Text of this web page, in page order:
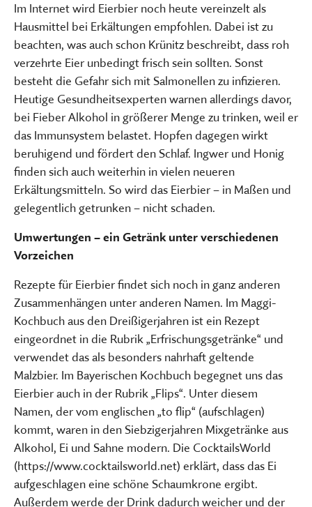
Im Internet wird Eierbier noch heute vereinzelt als
Hausmittel bei Erkältungen empfohlen. Dabei ist zu
beachten, was auch schon Krünitz beschreibt, dass roh
verzehrte Eier unbedingt frisch sein sollten. Sonst
besteht die Gefahr sich mit Salmonellen zu infizieren.
Heutige Gesundheitsexperten warnen allerdings davor,
bei Fieber Alkohol in größerer Menge zu trinken, weil er
das Immunsystem belastet. Hopfen dagegen wirkt
beruhigend und fördert den Schlaf. Ingwer und Honig
finden sich auch weiterhin in vielen neueren
Erkältungsmitteln. So wird das Eierbier – in Maßen und
gelegentlich getrunken – nicht schaden.
Umwertungen – ein Getränk unter verschiedenen
Vorzeichen
Rezepte für Eierbier findet sich noch in ganz anderen
Zusammenhängen unter anderen Namen. Im Maggi-
Kochbuch aus den Dreißigerjahren ist ein Rezept
eingeordnet in die Rubrik „Erfrischungsgetränke“ und
verwendet das als besonders nahrhaft geltende
Malzbier. Im Bayerischen Kochbuch begegnet uns das
Eierbier auch in der Rubrik „Flips“. Unter diesem
Namen, der vom englischen „to flip“ (aufschlagen)
kommt, waren in den Siebzigerjahren Mixgetränke aus
Alkohol, Ei und Sahne modern. Die CocktailsWorld
(https://www.cocktailsworld.net) erklärt, dass das Ei
aufgeschlagen eine schöne Schaumkrone ergibt.
Außerdem werde der Drink dadurch weicher und der